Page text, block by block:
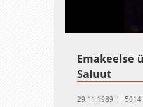
Emakeelse
Saluut
29.11.1989